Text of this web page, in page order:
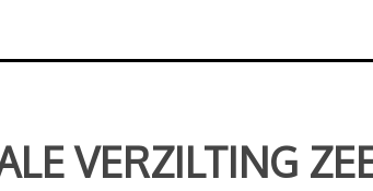
VERZILTING